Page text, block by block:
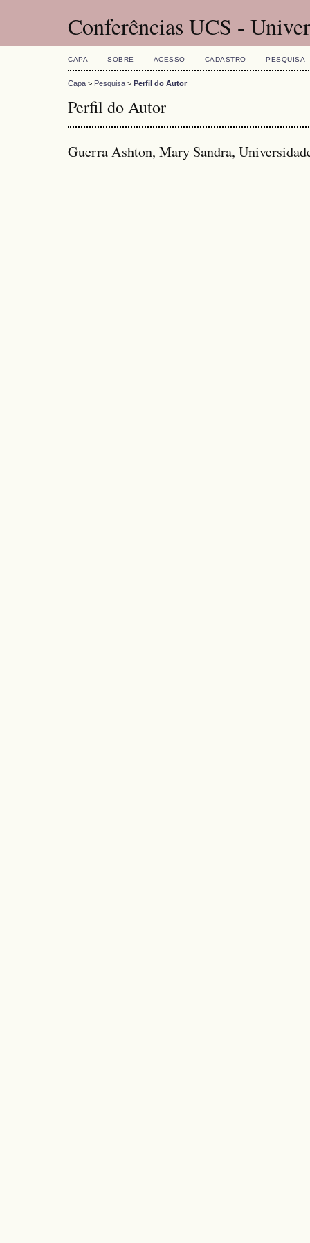
Conferências UCS -
CAPA SOBRE ACESSO CADASTRO PESQUISA
Capa > Pesquisa > Perfil do Autor
Perfil do Autor
Guerra Ashton, Mary Sandra,